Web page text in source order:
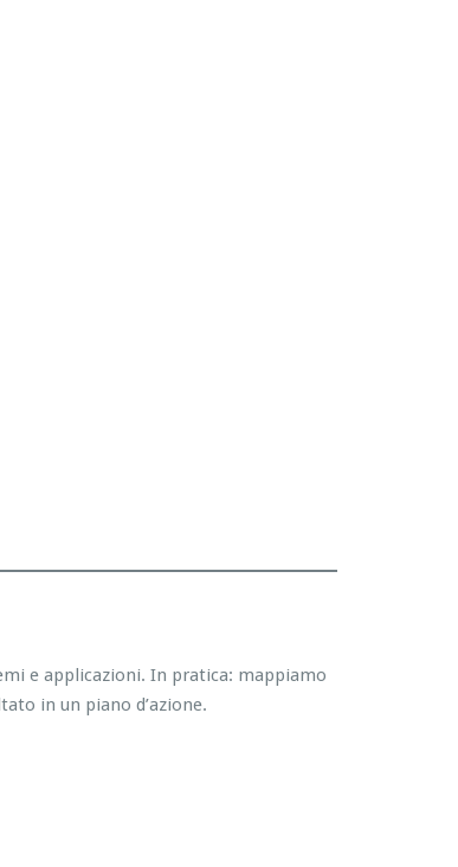
e applicazioni. In pratica: mappiamo
in un piano d’azione.